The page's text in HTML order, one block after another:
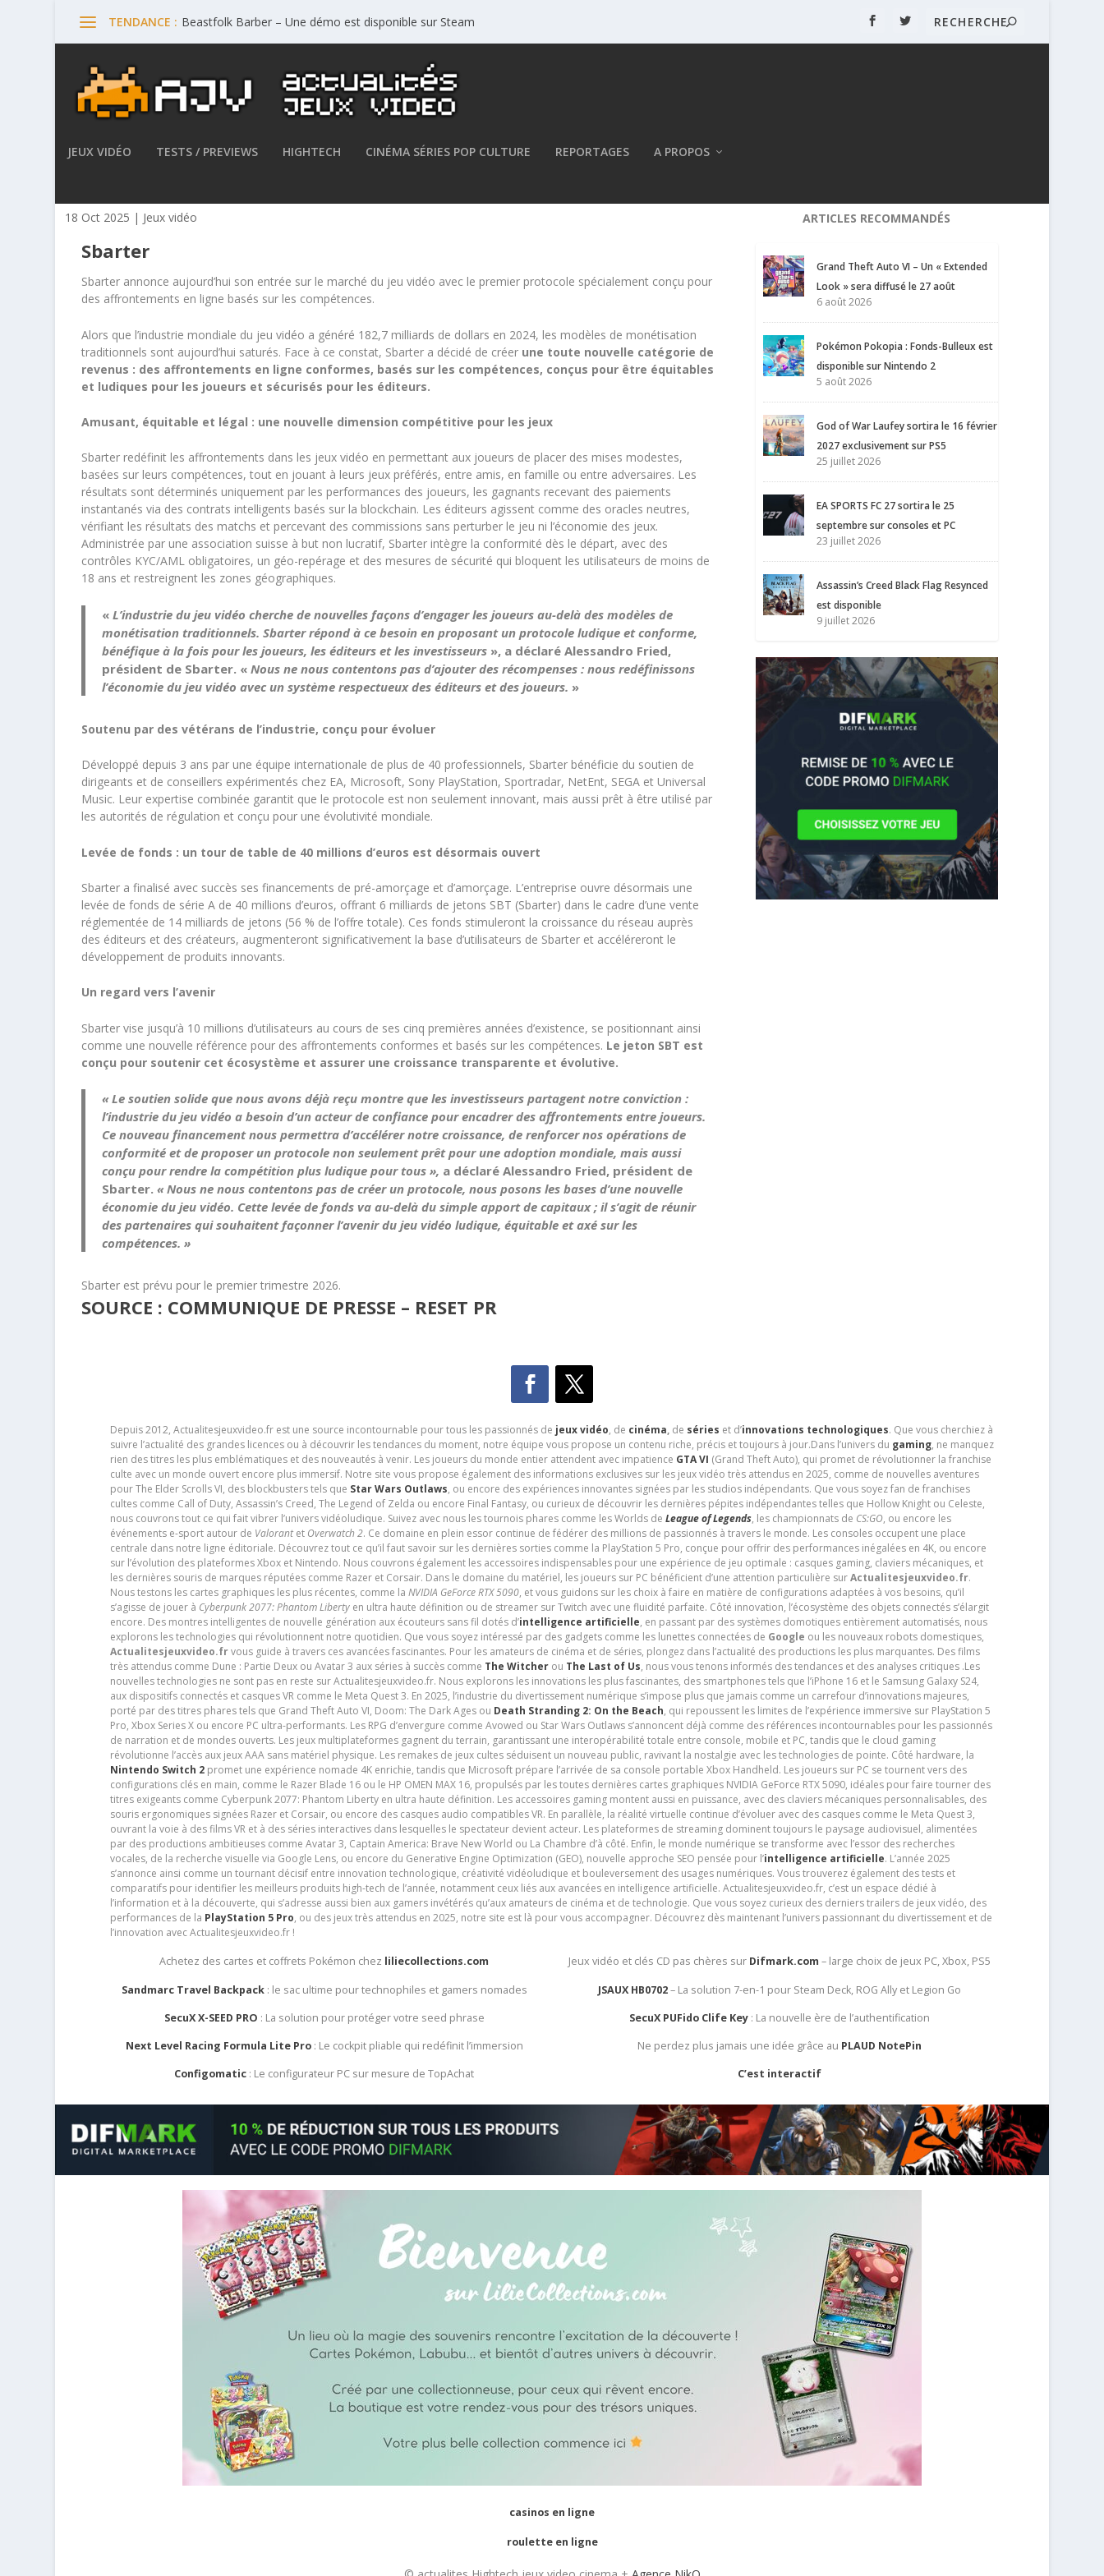
TENDANCE : Beastfolk Barber – Une démo est disponible sur Steam
JEUX VIDÉO TESTS / PREVIEWS HIGHTECH CINÉMA SÉRIES POP CULTURE REPORTAGES A PROPOS
18 Oct 2025 | Jeux vidéo
Sbarter
Sbarter annonce aujourd’hui son entrée sur le marché du jeu vidéo avec le premier protocole spécialement conçu pour
des affrontements en ligne basés sur les compétences.
Alors que l’industrie mondiale du jeu vidéo a généré 182,7 milliards de dollars en 2024, les modèles de monétisation
traditionnels sont aujourd’hui saturés. Face à ce constat, Sbarter a décidé de créer une toute nouvelle catégorie de
revenus : des affrontements en ligne conformes, basés sur les compétences, conçus pour être équitables
et ludiques pour les joueurs et sécurisés pour les éditeurs.
Amusant, équitable et légal : une nouvelle dimension compétitive pour les jeux
Sbarter redéfinit les affrontements dans les jeux vidéo en permettant aux joueurs de placer des mises modestes,
basées sur leurs compétences, tout en jouant à leurs jeux préférés, entre amis, en famille ou entre adversaires. Les
résultats sont déterminés uniquement par les performances des joueurs, les gagnants recevant des paiements
instantanés via des contrats intelligents basés sur la blockchain. Les éditeurs agissent comme des oracles neutres,
vérifiant les résultats des matchs et percevant des commissions sans perturber le jeu ni l’économie des jeux.
Administrée par une association suisse à but non lucratif, Sbarter intègre la conformité dès le départ, avec des
contrôles KYC/AML obligatoires, un géo-repérage et des mesures de sécurité qui bloquent les utilisateurs de moins de
18 ans et restreignent les zones géographiques.
«L’industrie du jeu vidéo cherche de nouvelles façons d’engager les joueurs au-delà des modèles de
monétisation traditionnels. Sbarter répond à ce besoin en proposant un protocole ludique et conforme,
bénéfique à la fois pour les joueurs, les éditeurs et les investisseurs », a déclaréAlessandro Fried,
président de Sbarter. «Nous ne nous contentons pas d’ajouter des récompenses : nous redéfinissons
l’économie du jeu vidéo avec un système respectueux des éditeurs et des joueurs. »
Soutenu par des vétérans de l’industrie, conçu pour évoluer
Développé depuis 3 ans par une équipe internationale de plus de 40 professionnels, Sbarter bénéficie du soutien de
dirigeants et de conseillers expérimentés chez EA, Microsoft, Sony PlayStation, Sportradar, NetEnt, SEGA et Universal
Music. Leur expertise combinée garantit que le protocole est non seulement innovant, mais aussi prêt à être utilisé par
les autorités de régulation et conçu pour une évolutivité mondiale.
Levée de fonds : un tour de table de 40 millions d’euros est désormais ouvert
Sbarter a finalisé avec succès ses financements de pré-amorçage et d’amorçage. L’entreprise ouvre désormais une
levée de fonds de série A de 40 millions d’euros, offrant 6 milliards de jetons SBT (Sbarter) dans le cadre d’une vente
réglementée de 14 milliards de jetons (56 % de l’offre totale). Ces fonds stimuleront la croissance du réseau auprès
des éditeurs et des créateurs, augmenteront significativement la base d’utilisateurs de Sbarter et accéléreront le
développement de produits innovants.
Un regard vers l’avenir
Sbarter vise jusqu’à 10 millions d’utilisateurs au cours de ses cinq premières années d’existence, se positionnant ainsi
comme une nouvelle référence pour des affrontements conformes et basés sur les compétences. Le jeton SBT est
conçu pour soutenir cet écosystème et assurer une croissance transparente et évolutive.
« Le soutien solide que nous avons déjà reçu montre que les investisseurs partagent notre conviction :
l’industrie du jeu vidéo a besoin d’un acteur de confiance pour encadrer des affrontements entre joueurs.
Ce nouveau financement nous permettra d’accélérer notre croissance, de renforcer nos opérations de
conformité et de proposer un protocole non seulement prêt pour une adoption mondiale, mais aussi
conçu pour rendre la compétition plus ludique pour tous », a déclaréAlessandro Fried, président de
Sbarter.« Nous ne nous contentons pas de créer un protocole, nous posons les bases d’une nouvelle
économie du jeu vidéo. Cette levée de fonds va au-delà du simple apport de capitaux ; il s’agit de réunir
des partenaires qui souhaitent façonner l’avenir du jeu vidéo ludique, équitable et axé sur les
compétences. »
Sbarter est prévu pour le premier trimestre 2026.
SOURCE : COMMUNIQUE DE PRESSE – RESET PR
ARTICLES RECOMMANDÉS
Grand Theft Auto VI – Un « Extended
Look » sera diffusé le 27 août
6 août 2026
Pokémon Pokopia : Fonds-Bulleux est
disponible sur Nintendo 2
5 août 2026
God of War Laufey sortira le 16 février
2027 exclusivement sur PS5
25 juillet 2026
EA SPORTS FC 27 sortira le 25
septembre sur consoles et PC
23 juillet 2026
Assassin’s Creed Black Flag Resynced
est disponible
9 juillet 2026
Depuis 2012, Actualitesjeuxvideo.fr est une source incontournable pour tous les passionnés de jeux vidéo, de cinéma,de séries et d’innovations technologiques. Que vous cherchiez à
suivre l’actualité des grandes licences ou à découvrir les tendances du moment, notre équipe vous propose un contenu riche, précis et toujours à jour.Dans l’univers du gaming, ne manquez
rien des titres les plus emblématiques et des nouveautés à venir. Les joueurs du monde entier attendent avec impatience GTA VI (Grand Theft Auto), qui promet de révolutionner la franchise
culte avec un monde ouvert encore plus immersif. Notre site vous propose également des informations exclusives sur les jeux vidéo très attendus en 2025, comme de nouvelles aventures
pour The Elder Scrolls VI, des blockbusters tels que Star Wars Outlaws, ou encore des expériences innovantes signées par les studios indépendants. Que vous soyez fan de franchises
cultes comme Call of Duty, Assassin’s Creed, The Legend of Zelda ou encore Final Fantasy, ou curieux de découvrir les dernières pépites indépendantes telles que Hollow Knight ou Celeste,
nous couvrons tout ce qui fait vibrer l’univers vidéoludique. Suivez avec nous les tournois phares comme les Worlds de League of Legends, les championnats de CS:GO, ou encore les
événements e-sport autour de Valorantet Overwatch 2. Ce domaine en plein essor continue de fédérer des millions de passionnés à travers le monde. Les consoles occupent une place
centrale dans notre ligne éditoriale. Découvrez tout ce qu’il faut savoir sur les dernières sorties comme la PlayStation 5 Pro, conçue pour offrir des performances inégalées en 4K, ou encore
sur l’évolution des plateformes Xbox et Nintendo. Nous couvrons également les accessoires indispensables pour une expérience de jeu optimale : casques gaming, claviers mécaniques, et
les dernières souris de marques réputées comme Razer et Corsair. Dans le domaine du matériel, les joueurs sur PC bénéficient d’une attention particulière surActualitesjeuxvideo.fr.
Nous testons les cartes graphiques les plus récentes, comme la NVIDIA GeForce RTX 5090, et vous guidons sur les choix à faire en matière de configurations adaptées à vos besoins, qu’il
s’agisse de jouer à Cyberpunk 2077: Phantom Libertyen ultra haute définition ou de streamer sur Twitch avec une fluidité parfaite. Côté innovation, l’écosystème des objets connectés s’élargit
encore. Des montres intelligentes de nouvelle génération aux écouteurs sans fil dotés d’intelligence artificielle, en passant par des systèmes domotiques entièrement automatisés, nous
explorons les technologies qui révolutionnent notre quotidien. Que vous soyez intéressé par des gadgets comme les lunettes connectées de Google ou les nouveaux robots domestiques,
Actualitesjeuxvideo.frvous guide à travers ces avancées fascinantes. Pour les amateurs de cinéma et de séries, plongez dans l’actualité des productions les plus marquantes. Des films
très attendus comme Dune : Partie Deux ou Avatar 3 aux séries à succès comme The Witcherou The Last of Us, nous vous tenons informés des tendances et des analyses critiques .Les
nouvelles technologies ne sont pas en reste sur Actualitesjeuxvideo.fr. Nous explorons les innovations les plus fascinantes, des smartphones tels que l’iPhone 16 et le Samsung Galaxy S24,
aux dispositifs connectés et casques VR comme le Meta Quest 3. En 2025, l’industrie du divertissement numérique s’impose plus que jamais comme un carrefour d’innovations majeures,
porté par des titres phares tels que Grand Theft Auto VI, Doom: The Dark Ages ou Death Stranding 2: On the Beach, qui repoussent les limites de l’expérience immersive sur PlayStation 5
Pro, Xbox Series X ou encore PC ultra-performants. Les RPG d’envergure comme Avowed ou Star Wars Outlaws s’annoncent déjà comme des références incontournables pour les passionnés
de narration et de mondes ouverts. Les jeux multiplateformes gagnent du terrain, garantissant une interopérabilité totale entre console, mobile et PC, tandis que le cloud gaming
révolutionne l’accès aux jeux AAA sans matériel physique. Les remakes de jeux cultes séduisent un nouveau public, ravivant la nostalgie avec les technologies de pointe. Côté hardware, la
Nintendo Switch 2promet une expérience nomade 4K enrichie, tandis que Microsoft prépare l’arrivée de sa console portable Xbox Handheld. Les joueurs sur PC se tournent vers des
configurations clés en main, comme le Razer Blade 16 ou le HP OMEN MAX 16, propulsés par les toutes dernières cartes graphiques NVIDIA GeForce RTX 5090, idéales pour faire tourner des
titres exigeants comme Cyberpunk 2077: Phantom Liberty en ultra haute définition. Les accessoires gaming montent aussi en puissance, avec des claviers mécaniques personnalisables, des
souris ergonomiques signées Razer et Corsair, ou encore des casques audio compatibles VR. En parallèle, la réalité virtuelle continue d’évoluer avec des casques comme le Meta Quest 3,
ouvrant la voie à des films VR et à des séries interactives dans lesquelles le spectateur devient acteur. Les plateformes de streaming dominent toujours le paysage audiovisuel, alimentées
par des productions ambitieuses comme Avatar 3, Captain America: Brave New World ou La Chambre d’à côté. Enfin, le monde numérique se transforme avec l’essor des recherches
vocales, de la recherche visuelle via Google Lens, ou encore du Generative Engine Optimization (GEO), nouvelle approche SEO pensée pour l’intelligence artificielle. L’année 2025
s’annonce ainsi comme un tournant décisif entre innovation technologique, créativité vidéoludique et bouleversement des usages numériques. Vous trouverez également des tests et
comparatifs pour identifier les meilleurs produits high-tech de l’année, notamment ceux liés aux avancées en intelligence artificielle. Actualitesjeuxvideo.fr, c’est un espace dédié à
l’information et à la découverte, qui s’adresse aussi bien aux gamers invétérés qu’aux amateurs de cinéma et de technologie. Que vous soyez curieux des derniers trailers de jeux vidéo, des
performances de la PlayStation 5 Pro, ou des jeux très attendus en 2025, notre site est là pour vous accompagner. Découvrez dès maintenant l’univers passionnant du divertissement et de
l’innovation avec Actualitesjeuxvideo.fr !
Achetez des cartes et coffrets Pokémon chez liliecollections.com
Sandmarc Travel Backpack: le sac ultime pour technophiles et gamers nomades
SecuX X-SEED PRO : La solution pour protéger votre seed phrase
Next Level Racing Formula Lite Pro: Le cockpit pliable qui redéfinit l’immersion
Configomatic : Le configurateur PC sur mesure de TopAchat
Jeux vidéo et clés CD pas chères sur Difmark.com – large choix de jeux PC, Xbox, PS5
JSAUX HB0702– La solution 7-en-1 pour Steam Deck, ROG Ally et Legion Go
SecuX PUFido Clife Key : La nouvelle ère de l’authentification
Ne perdez plus jamais une idée grâce au PLAUD NotePin
C’est interactif
casinos en ligne
roulette en ligne